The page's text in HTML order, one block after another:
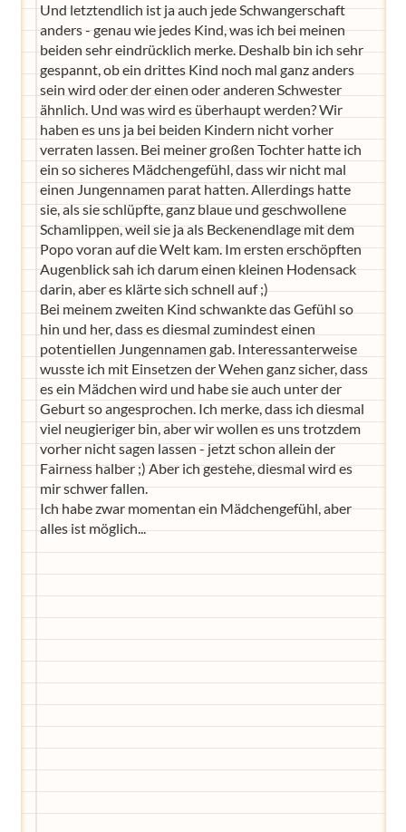
Und letztendlich ist ja auch jede Schwangerschaft
anders - genau wie jedes Kind, was ich bei meinen
beiden sehr eindrücklich merke. Deshalb bin ich sehr
gespannt, ob ein drittes Kind noch mal ganz anders
sein wird oder der einen oder anderen Schwester
ähnlich. Und was wird es überhaupt werden? Wir
haben es uns ja bei beiden Kindern nicht vorher
verraten lassen. Bei meiner großen Tochter hatte ich
ein so sicheres Mädchengefühl, dass wir nicht mal
einen Jungennamen parat hatten. Allerdings hatte
sie, als sie schlüpfte, ganz blaue und geschwollene
Schamlippen, weil sie ja als Beckenendlage mit dem
Popo voran auf die Welt kam. Im ersten erschöpften
Augenblick sah ich darum einen kleinen Hodensack
darin, aber es klärte sich schnell auf ;)
Bei meinem zweiten Kind schwankte das Gefühl so
hin und her, dass es diesmal zumindest einen
potentiellen Jungennamen gab. Interessanterweise
wusste ich mit Einsetzen der Wehen ganz sicher, dass
es ein Mädchen wird und habe sie auch unter der
Geburt so angesprochen. Ich merke, dass ich diesmal
viel neugieriger bin, aber wir wollen es uns trotzdem
vorher nicht sagen lassen - jetzt schon allein der
Fairness halber ;) Aber ich gestehe, diesmal wird es
mir schwer fallen.
Ich habe zwar momentan ein Mädchengefühl, aber
alles ist möglich...